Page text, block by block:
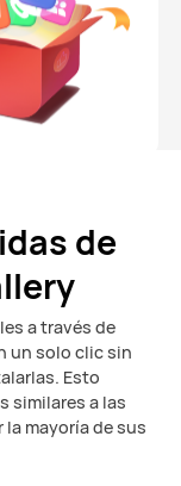
de
a través de
un solo clic sin
Esto
similares a las
mayoría de sus